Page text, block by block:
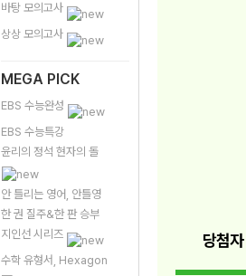
바탕 모의고사
상상 모의고사
MEGA PICK
EBS 수능완성
EBS 수능특강
윤리의 정석 현자의 돌
안 틀리는 영어, 안틀영
한 권 질주&한 판 승부
지인선 시리즈
수학 유형서, Hexagon
당첨